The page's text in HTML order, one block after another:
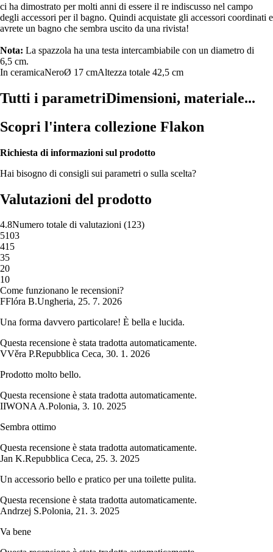
ci ha dimostrato per molti anni di essere il re indiscusso nel campo
degli accessori per il bagno. Quindi acquistate gli accessori coordinati e
avrete un bagno che sembra uscito da una rivista!
Nota: La spazzola ha una testa intercambiabile con un diametro di
6,5 cm.
In ceramicaNeroØ 17 cmAltezza totale 42,5 cm
Tutti i parametriDimensioni, materiale...
Scopri l'intera collezione Flakon
Richiesta di informazioni sul prodotto
Hai bisogno di consigli sui parametri o sulla scelta?
Valutazioni del prodotto
4.8Numero totale di valutazioni (123)
5103
415
35
20
10
Come funzionano le recensioni?
FFlóra B.Ungheria, 25. 7. 2026
Una forma davvero particolare! È bella e lucida.
Questa recensione è stata tradotta automaticamente.
VVěra P.Repubblica Ceca, 30. 1. 2026
Prodotto molto bello.
Questa recensione è stata tradotta automaticamente.
IIWONA A.Polonia, 3. 10. 2025
Sembra ottimo
Questa recensione è stata tradotta automaticamente.
Jan K.Repubblica Ceca, 25. 3. 2025
Un accessorio bello e pratico per una toilette pulita.
Questa recensione è stata tradotta automaticamente.
Andrzej S.Polonia, 21. 3. 2025
Va bene